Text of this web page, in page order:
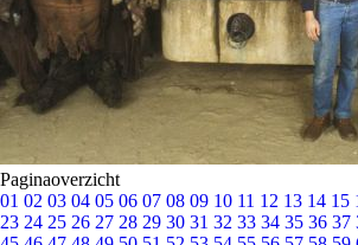
Paginaoverzicht
01 02 03 04 05 06 07 08 09 10 11 12 13 14 15
23 24 25 26 27 28 29 30 31 32 33 34 35 36 37